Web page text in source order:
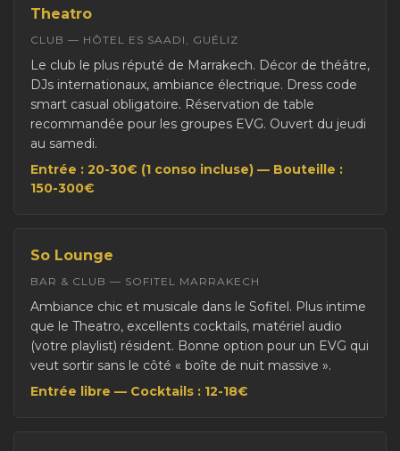
Theatro
CLUB — HÔTEL ES SAADI, GUÉLIZ
Le club le plus réputé de Marrakech. Décor de théâtre,
DJs internationaux, ambiance électrique. Dress code
smart casual obligatoire. Réservation de table
recommandée pour les groupes EVG. Ouvert du jeudi
au samedi.
Entrée : 20-30€ (1 conso incluse) — Bouteille :
150-300€
So Lounge
BAR & CLUB — SOFITEL MARRAKECH
Ambiance chic et musicale dans le Sofitel. Plus intime
que le Theatro, excellents cocktails, matériel audio
(votre playlist) résident. Bonne option pour un EVG qui
veut sortir sans le côté « boîte de nuit massive ».
Entrée libre — Cocktails : 12-18€